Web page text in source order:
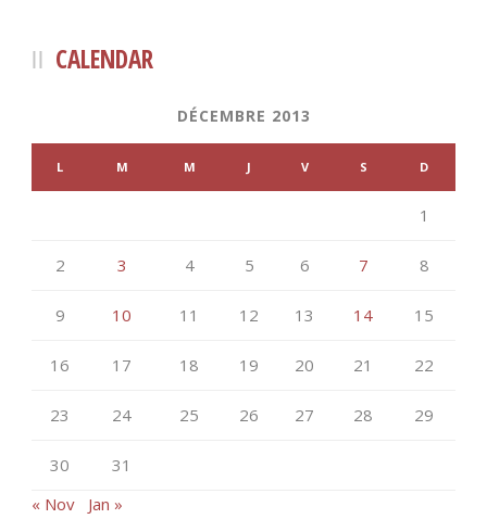
CALENDAR
DÉCEMBRE 2013
L M M J V S D
1
2 3 4 5 6 7 8
9 10 11 12 13 14 15
16 17 18 19 20 21 22
23 24 25 26 27 28 29
30
31
« Nov
Jan »